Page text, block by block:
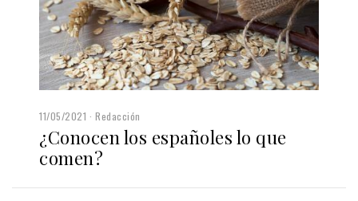
11/05/2021 Redacción
¿Conocen los españoles lo que
comen?